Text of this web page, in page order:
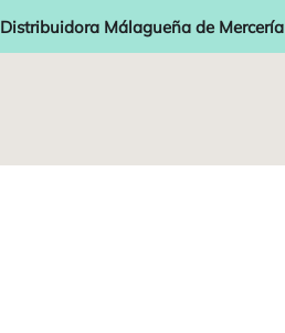
Distribuidora Málagueña de Mercería